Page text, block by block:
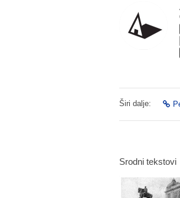
Širi dalje:
Srodni tekstovi